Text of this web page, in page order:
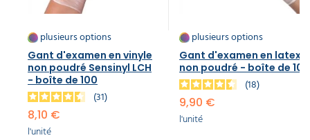
plusieurs options
Gant d'examen en vinyle
non poudré Sensinyl LCH
- boîte de 100
31
8,10 €
l'unité
plusieurs options
Gant d'examen en latex
non poudré - boîte de 100
18
9,90 €
l'unité